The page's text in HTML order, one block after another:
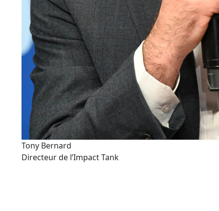
Tony Bernard
Directeur de l’Impact Tank